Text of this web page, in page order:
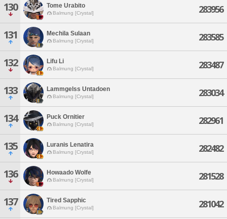
130 Tome Urabito
Balmung [Crystal] 283956
131 Mechila Sulaan
Balmung [Crystal] 283585
132 Lifu Li
Balmung [Crystal] 283487
133 Lammgelss Untadoen
Balmung [Crystal] 283034
134 Puck Ornitier
Balmung [Crystal] 282961
135 Luranis Lenatira
Balmung [Crystal] 282482
136 Howaado Wolfe
Balmung [Crystal] 281528
137 Tired Sapphic
Balmung [Crystal] 281042